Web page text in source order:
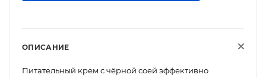
ОПИСАНИЕ
Питательный крем с чёрной соей эффективно